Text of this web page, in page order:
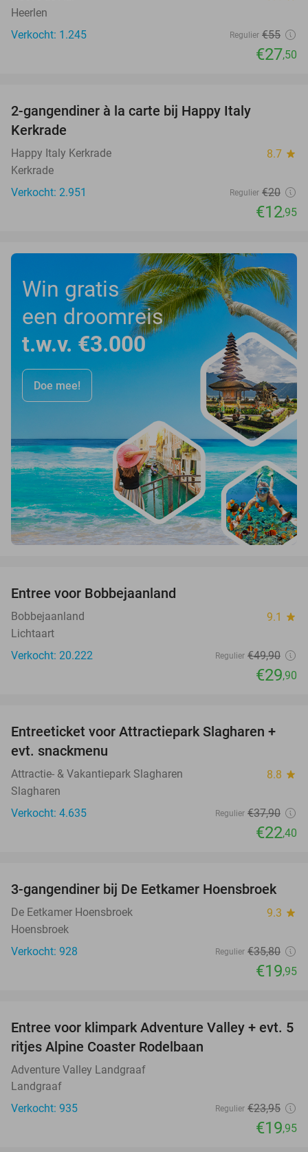
Heerlen
Verkocht: 1.245
Regulier €55
€27,50
2-gangendiner à la carte bij Happy Italy
Kerkrade
Happy Italy Kerkrade 8.7 star
Kerkrade
Verkocht: 2.951
Regulier €20
€12,95
Win gratis
een droomreis
t.w.v. €3.000
Doe mee!
Entree voor Bobbejaanland
Bobbejaanland 9.1 star
Lichtaart
Verkocht: 20.222
Regulier €49,90
€29,90
41%
Entreeticket voor Attractiepark Slagharen +
evt. snackmenu
Attractie- & Vakantiepark Slagharen 8.8 star
Slagharen
Verkocht: 4.635
Regulier €37,90
€22,40
44%
3-gangendiner bij De Eetkamer Hoensbroek
De Eetkamer Hoensbroek 9.3 star
Hoensbroek
Verkocht: 928
Regulier €35,80
€19,95
17%
Entree voor klimpark Adventure Valley + evt. 5
ritjes Alpine Coaster Rodelbaan
Adventure Valley Landgraaf
Landgraaf
Verkocht: 935
Regulier €23,95
€19,95